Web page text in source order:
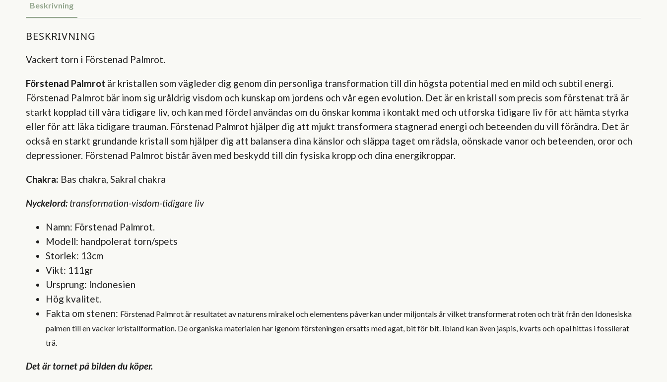
Beskrivning
BESKRIVNING
Vackert torn i Förstenad Palmrot.
Förstenad Palmrot är kristallen som vägleder dig genom din personliga transformation till din högsta potential med en mild och subtil energi.
Förstenad Palmrot bär inom sig uråldrig visdom och kunskap om jordens och vår egen evolution. Det är en kristall som precis som förstenat trä är
starkt kopplad till våra tidigare liv, och kan med fördel användas om du önskar komma i kontakt med och utforska tidigare liv för att hämta styrka
eller för att läka tidigare trauman. Förstenad Palmrot hjälper dig att mjukt transformera stagnerad energi och beteenden du vill förändra. Det är
också en starkt grundande kristall som hjälper dig att balansera dina känslor och släppa taget om rädsla, oönskade vanor och beteenden, oror och
depressioner. Förstenad Palmrot bistår även med beskydd till din fysiska kropp och dina energikroppar.
Chakra: Bas chakra, Sakral chakra
Nyckelord: transformation-visdom-tidigare liv
Namn: Förstenad Palmrot.
Modell: handpolerat torn/spets
Storlek: 13cm
Vikt: 111gr
Ursprung: Indonesien
Hög kvalitet.
Fakta om stenen: Förstenad Palmrot är resultatet av naturens mirakel och elementens påverkan under miljontals år vilket transformerat roten och trät från den Idonesiska
palmen till en vacker kristallformation. De organiska materialen har igenom försteningen ersatts med agat, bit för bit. Ibland kan även jaspis, kvarts och opal hittas i fossilerat
trä.
Det är tornet på bilden du köper.